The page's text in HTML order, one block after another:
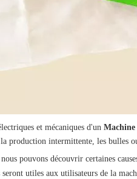
et mécaniques d'un Machine
production intermittente, les bulles
pouvons découvrir certaines
utiles aux utilisateurs de la